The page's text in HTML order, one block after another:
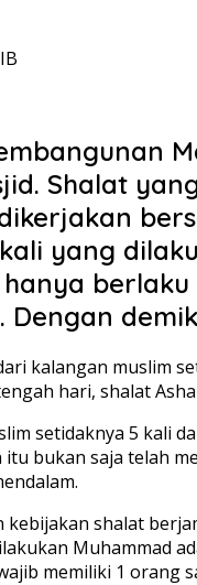
Shalat
yang
Dengan
kalangan muslim
hari, shalat
setidaknya 5 kali
bukan saja telah
kebijakan shalat
Muhammad
memiliki 1 orang